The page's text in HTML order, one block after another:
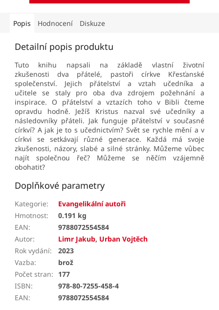
Popis Hodnocení Diskuze
Detailní popis produktu
Tuto knihu napsali na základě vlastní životní
zkušenosti dva přátelé, pastoři církve Křesťanské
společenství. Jejich přátelství a vztah učedníka a
učitele se staly pro oba dva zdrojem požehnání a
inspirace. O přátelství a vztazích toho v Bibli čteme
opravdu hodně. Ježíš Kristus nazval své učedníky a
následovníky přáteli. Jak funguje přátelství v současné
církví? A jak je to s učednictvím? Svět se rychle mění a v
církvi se setkávají různé generace. Každá má svoje
zkušenosti, názory, slabé a silné stránky. Můžeme vůbec
najít společnou řeč? Můžeme se něčím vzájemně
obohatit?
Doplňkové parametry
Kategorie:
Evangelikální autoři
Hmotnost:
0.191 kg
EAN:
9788072554584
Autor: Limr Jakub, Urban Vojtěch
Rok vydání:
2023
Vazba:
brož
Počet stran:
177
ISBN:
978-80-7255-458-4
EAN: 9788072554584